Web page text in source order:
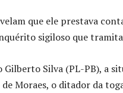
que ele prestava
sigiloso que
Silva (PL-PB), a
Moraes, o ditador da